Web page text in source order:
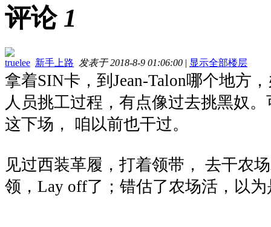
评论 1
truelee 新手上路 发表于 2018-8-9 01:06:00 | 显示全部楼层
拿着SIN卡，到Jean-Talon哪个地方
人员挑工过程，有点像过去挑黑奴
这下场， 咱以前也干过。
见过西装革履，打着领带， 去干农
领，Lay off了；错估了农场活，以